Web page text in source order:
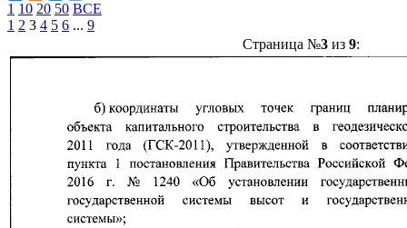
1 10 20 50 ВСЕ
1 2 3 4 5 6 ... 9
Страница №3из 9: